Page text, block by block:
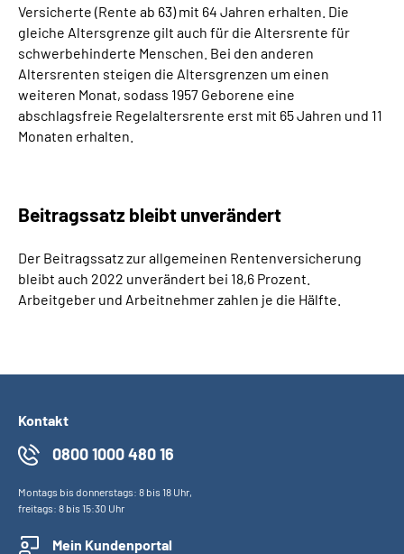
Versicherte (Rente ab 63) mit 64 Jahren erhalten. Die
gleiche Altersgrenze gilt auch für die Altersrente für
schwerbehinderte Menschen. Bei den anderen
Altersrenten steigen die Altersgrenzen um einen
weiteren Monat, sodass 1957 Geborene eine
abschlagsfreie Regelaltersrente erst mit 65 Jahren und 11
Monaten erhalten.
Beitragssatz bleibt unverändert
Der Beitragssatz zur allgemeinen Rentenversicherung
bleibt auch 2022 unverändert bei 18,6 Prozent.
Arbeitgeber und Arbeitnehmer zahlen je die Hälfte.
Kontakt
0800 1000 480 16
Montags bis donnerstags: 8 bis 18 Uhr,
freitags: 8 bis 15:30 Uhr
Mein Kundenportal